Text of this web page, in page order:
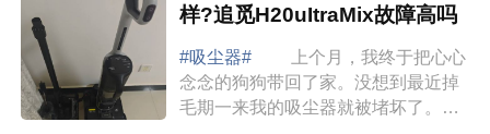
样?追觅H20uItraMix故障高吗
#吸尘器#
上个月，我终于把心心
念念的狗狗带回了家。没想到最近掉
毛期一来我的吸尘器就被堵坏了。正